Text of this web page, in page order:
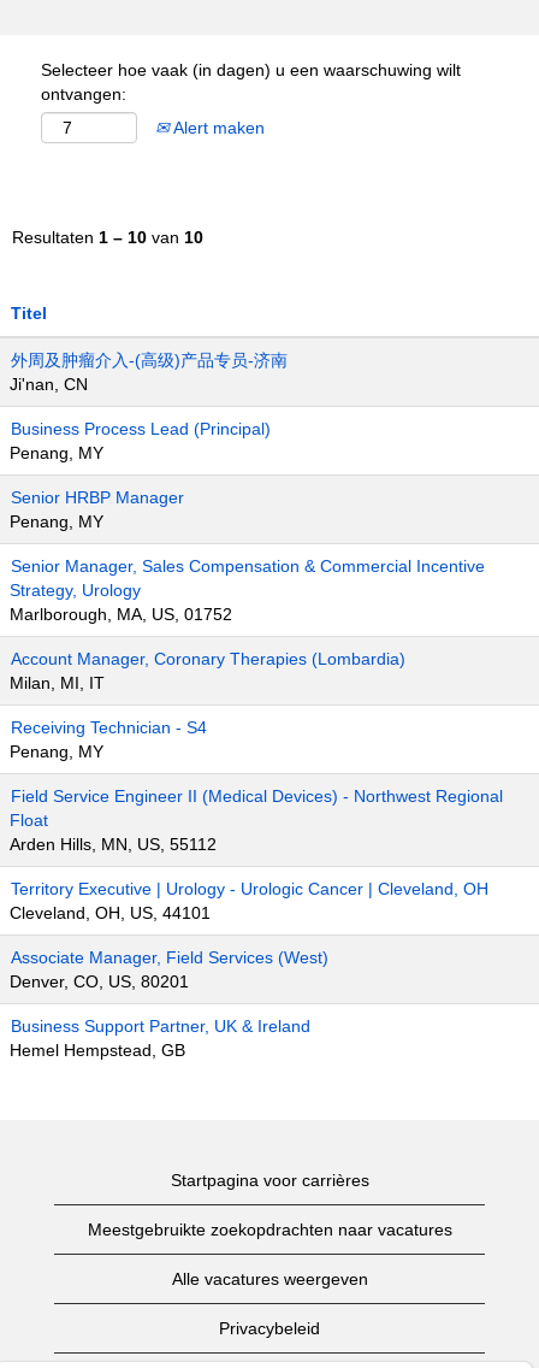
Selecteer hoe vaak (in dagen) u een waarschuwing wilt
ontvangen:
Alert maken
Resultaten 1 – 10 van 10
Titel
外周及肿瘤介入-(高级)产品专员-济南
Ji'nan, CN
Business Process Lead (Principal)
Penang, MY
Senior HRBP Manager
Penang, MY
Senior Manager, Sales Compensation & Commercial Incentive
Strategy, Urology
Marlborough, MA, US, 01752
Account Manager, Coronary Therapies (Lombardia)
Milan, MI, IT
Receiving Technician - S4
Penang, MY
Field Service Engineer II (Medical Devices) - Northwest Regional
Float
Arden Hills, MN, US, 55112
Territory Executive | Urology - Urologic Cancer | Cleveland, OH
Cleveland, OH, US, 44101
Associate Manager, Field Services (West)
Denver, CO, US, 80201
Business Support Partner, UK & Ireland
Hemel Hempstead, GB
Startpagina voor carrières
Meestgebruikte zoekopdrachten naar vacatures
Alle vacatures weergeven
Privacybeleid